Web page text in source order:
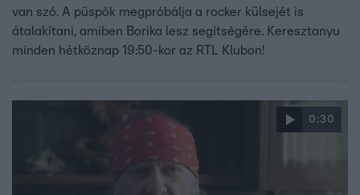
van szó. A püspök megpróbálja a rocker külsejét is
átalakítani, amiben Borika lesz segítségére. Keresztanyu
minden hétköznap 19:50-kor az RTL Klubon!
0:30